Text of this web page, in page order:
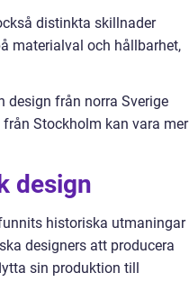
distinkta skillnader
materialval och hållbarhet,
design från norra Sverige
Stockholm kan vara mer
design
historiska utmaningar
designers att producera
sin produktion till